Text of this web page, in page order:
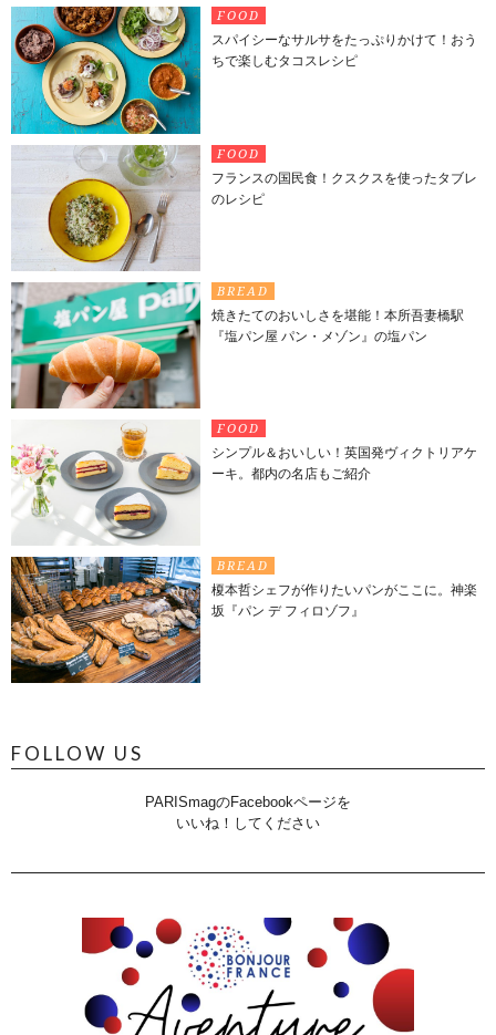
FOOD
スパイシーなサルサをたっぷりかけて！おう
ちで楽しむタコスレシピ
FOOD
フランスの国民食！クスクスを使ったタブレ
のレシピ
BREAD
焼きたてのおいしさを堪能！本所吾妻橋駅
『塩パン屋 パン・メゾン』の塩パン
FOOD
シンプル＆おいしい！英国発ヴィクトリアケ
ーキ。都内の名店もご紹介
BREAD
榎本哲シェフが作りたいパンがここに。神楽
坂『パン デ フィロゾフ』
FOLLOW US
PARISmagのFacebookページを
いいね！してください